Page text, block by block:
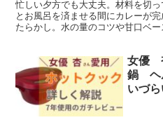
忙しい夕方でも大丈夫。材料を切
とお風呂を済ませる間にカレーが
たらかし。水の量のコツや甘口ベ
女優
鍋 ヘ
いづ